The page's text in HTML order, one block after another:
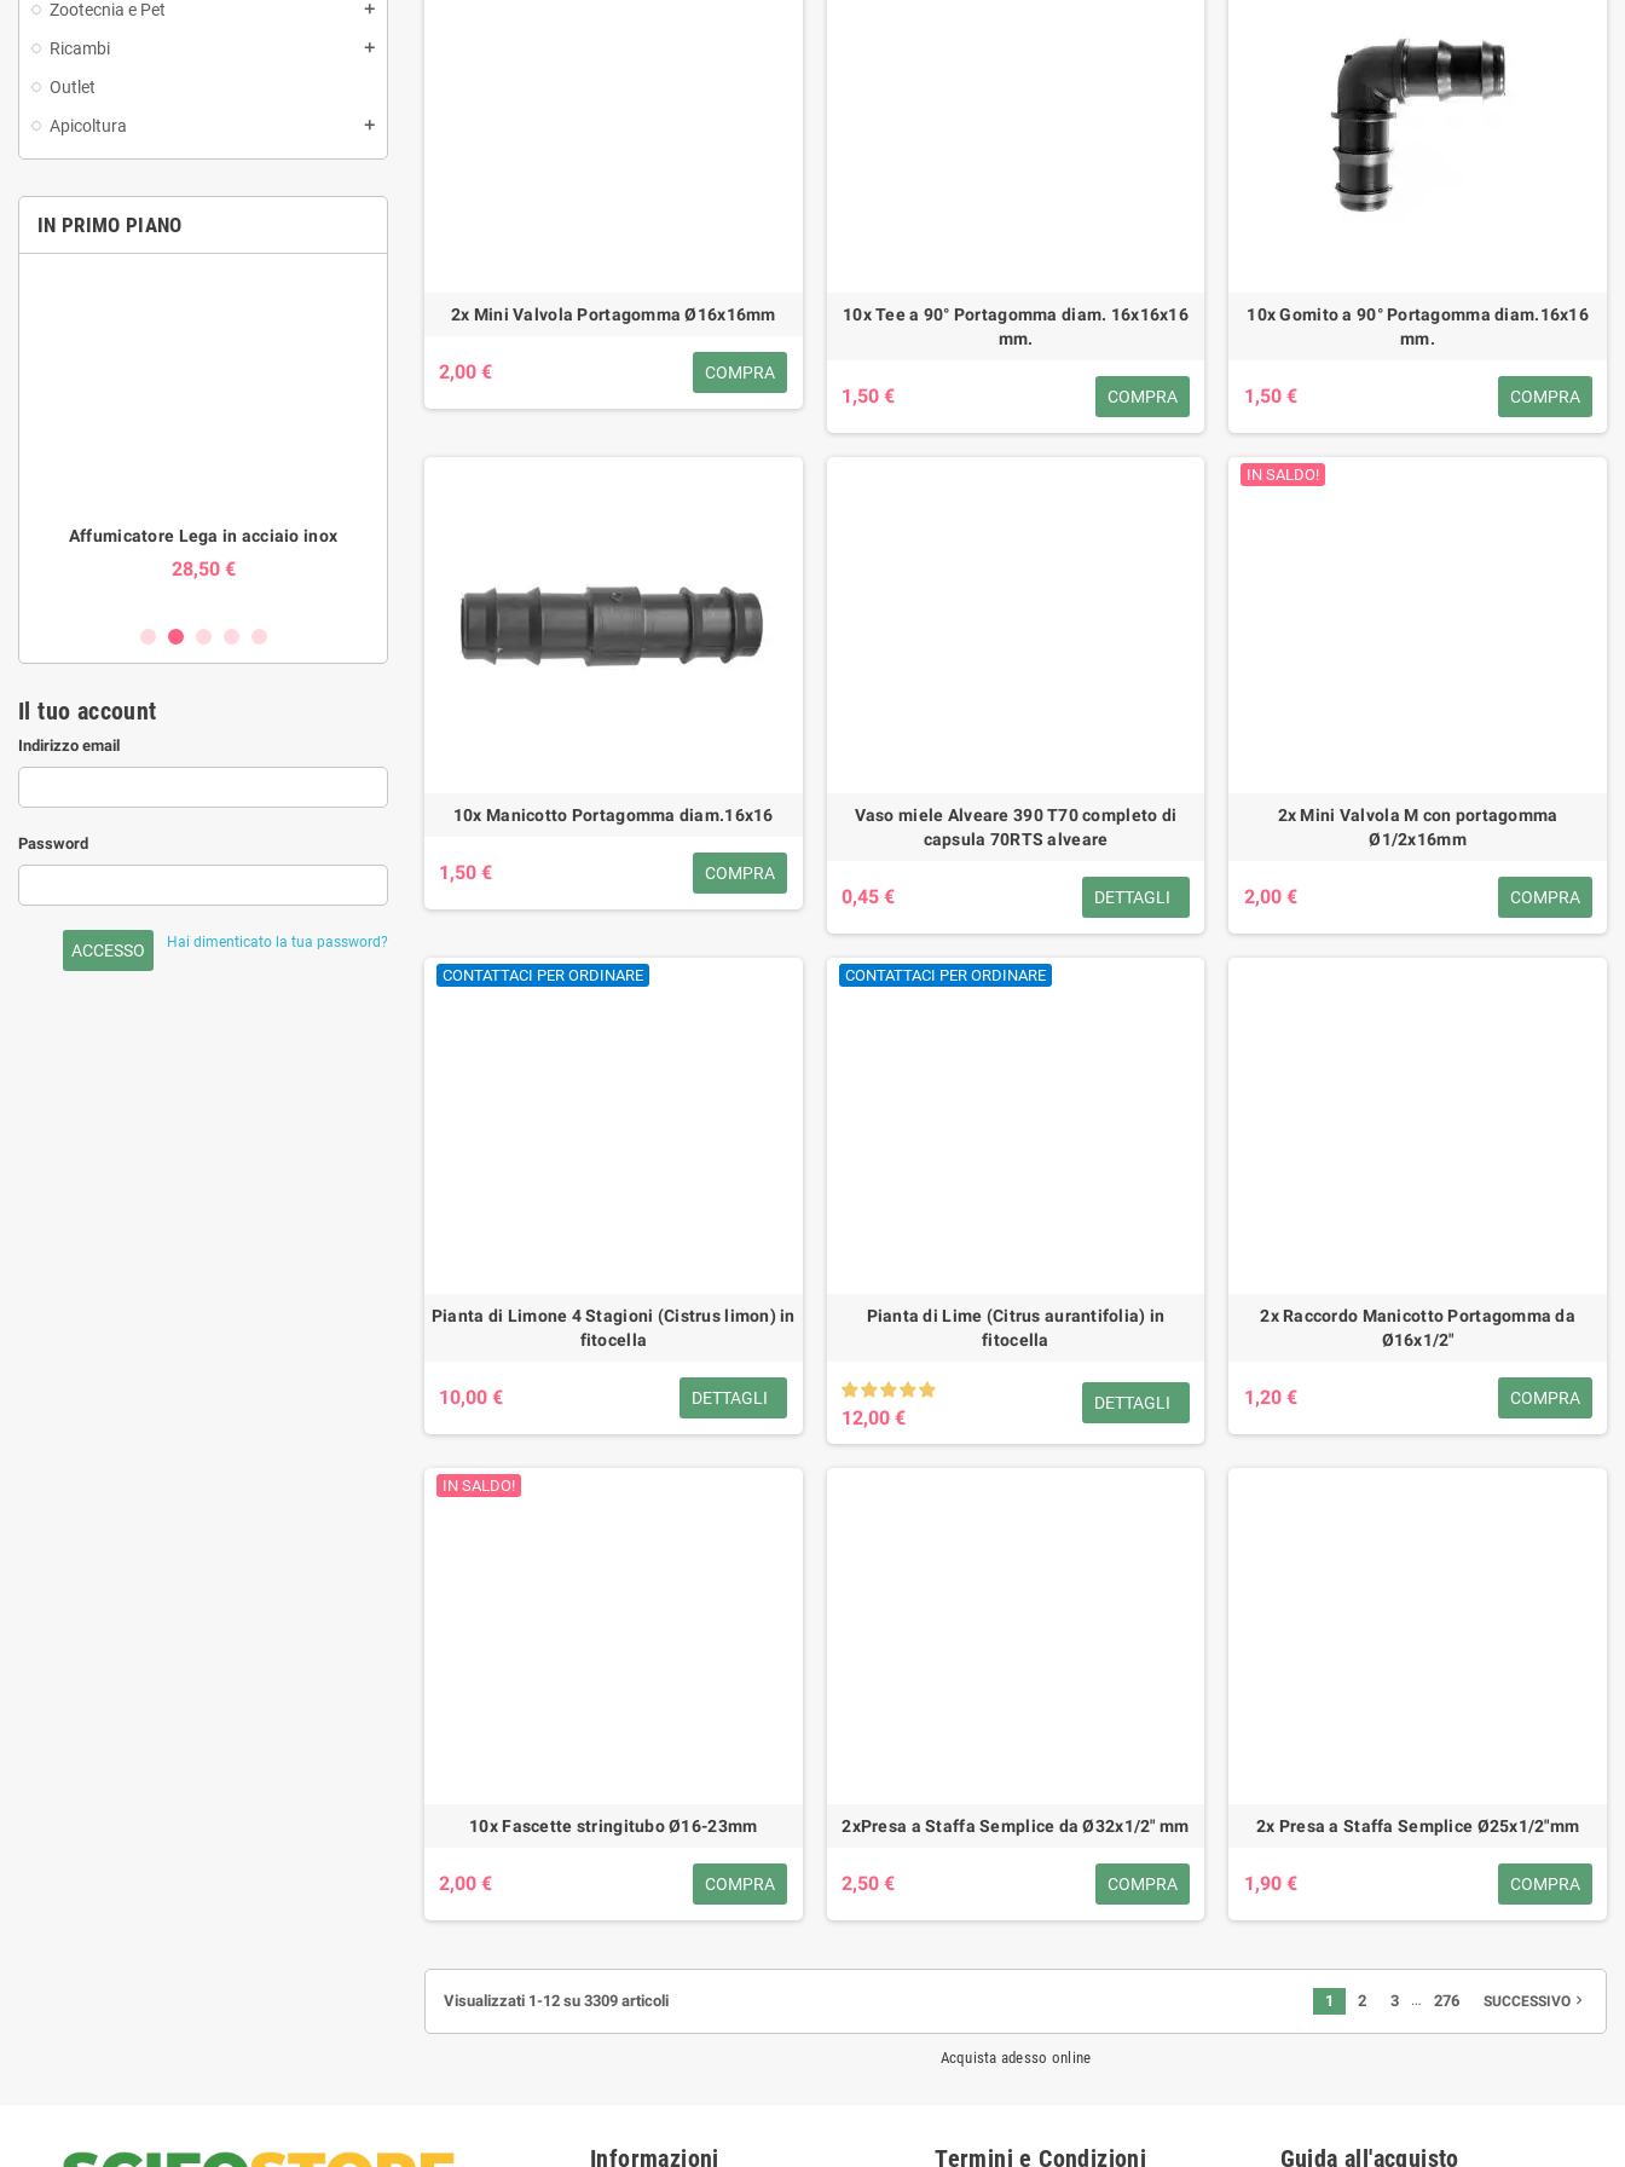
Zootecnia e Pet
Ricambi
Outlet
Apicoltura
IN PRIMO PIANO
Affumicatore Lega in acciaio inox
28,50 €
230,00 €
Il tuo account
Indirizzo email
Password
Hai dimenticato la tua password?
ACCESSO
2x Mini Valvola Portagomma Ø16x16mm
2,00 € COMPRA
10x Tee a 90° Portagomma diam. 16x16x16
mm.
1,50 € COMPRA
10x Gomito a 90° Portagomma diam.16x16
mm.
1,50 € COMPRA
10x Manicotto Portagomma diam.16x16
1,50 € COMPRA
Vaso miele Alveare 390 T70 completo di
capsula 70RTS alveare
0,45 € DETTAGLI
IN SALDO!
2x Mini Valvola M con portagomma
Ø1/2x16mm
2,00 € COMPRA
CONTATTACI PER ORDINARE
Pianta di Limone 4 Stagioni (Cistrus limon) in
fitocella
10,00 € DETTAGLI
CONTATTACI PER ORDINARE
Pianta di Lime (Citrus aurantifolia) in
fitocella
12,00 €
DETTAGLI
2x Raccordo Manicotto Portagomma da
Ø16x1/2"
1,20 € COMPRA
IN SALDO!
10x Fascette stringitubo Ø16-23mm
2,00 € COMPRA
2xPresa a Staffa Semplice da Ø32x1/2" mm
2,50 € COMPRA
2x Presa a Staffa Semplice Ø25x1/2"mm
1,90 € COMPRA
Visualizzati 1-12 su 3309 articoli 1 2 3 … 276 SUCCESSIVOnavigate_next
Acquista adesso online
Informazioni Termini e Condizioni Guida all'acquisto